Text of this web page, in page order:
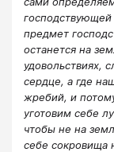
предмет
останется на
удовольствиях,
сердце, а где
жребий, и
уготовим себе
чтобы не на
себе сокровища